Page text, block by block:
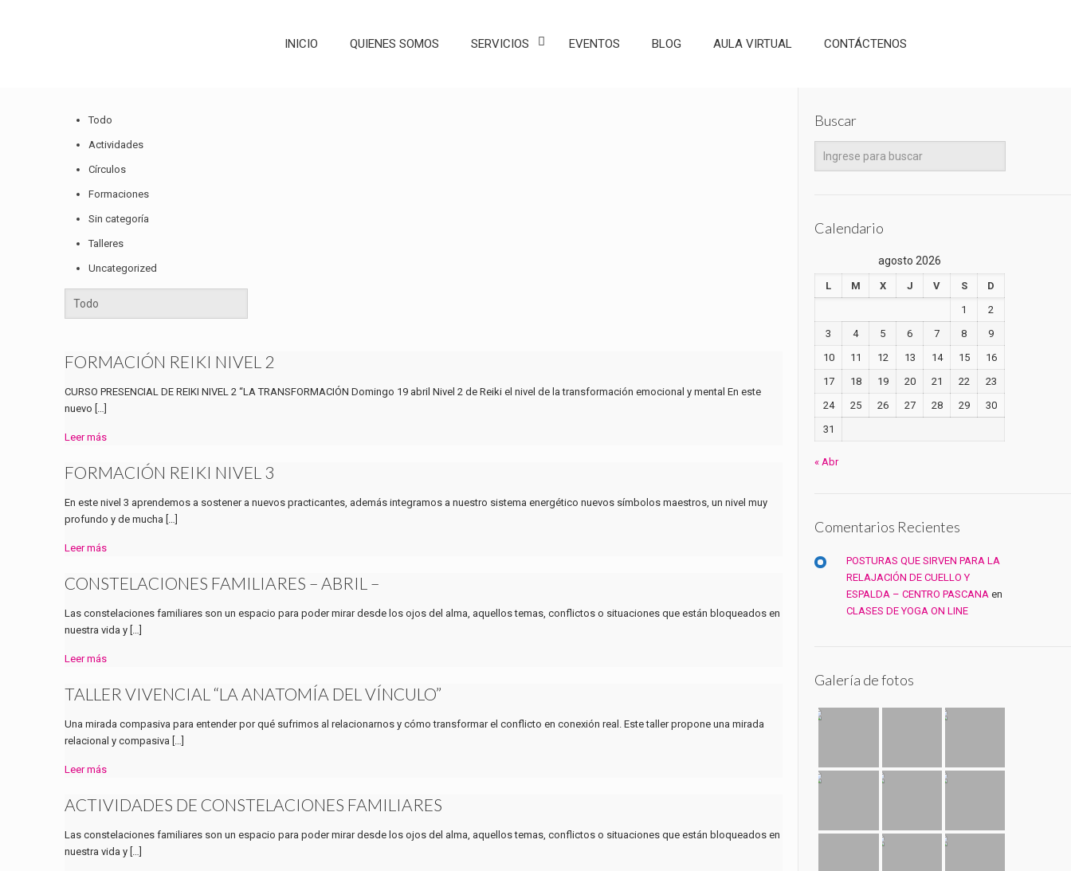
INICIO QUIENES SOMOS SERVICIOS EVENTOS BLOG AULA VIRTUAL CONTÁCTENOS
Todo
Actividades
Círculos
Formaciones
Sin categoría
Talleres
Uncategorized
FORMACIÓN REIKI NIVEL 2
CURSO PRESENCIAL DE REIKI NIVEL 2 “LA TRANSFORMACIÓN Domingo 19 abril Nivel 2 de Reiki el nivel de la transformación emocional y mental En este
nuevo […]
Leer más
FORMACIÓN REIKI NIVEL 3
En este nivel 3 aprendemos a sostener a nuevos practicantes, además integramos a nuestro sistema energético nuevos símbolos maestros, un nivel muy
profundo y de mucha […]
Leer más
CONSTELACIONES FAMILIARES – ABRIL –
Las constelaciones familiares son un espacio para poder mirar desde los ojos del alma, aquellos temas, conflictos o situaciones que están bloqueados en
nuestra vida y […]
Leer más
TALLER VIVENCIAL “LA ANATOMÍA DEL VÍNCULO”
Una mirada compasiva para entender por qué sufrimos al relacionarnos y cómo transformar el conflicto en conexión real. Este taller propone una mirada
relacional y compasiva […]
Leer más
ACTIVIDADES DE CONSTELACIONES FAMILIARES
Las constelaciones familiares son un espacio para poder mirar desde los ojos del alma, aquellos temas, conflictos o situaciones que están bloqueados en
nuestra vida y […]
Buscar
Calendario
agosto 2026
L M X J V S
D
1
2
3
4 5 6 7 8
9
10
11 12 13 14 15
16
17
18 19 20 21 22
23
24
25 26 27 28 29
30
31
« Abr
Comentarios Recientes
POSTURAS QUE SIRVEN PARA LA
RELAJACIÓN DE CUELLO Y
ESPALDA – CENTRO PASCANA en
CLASES DE YOGA ON LINE
Galería de fotos